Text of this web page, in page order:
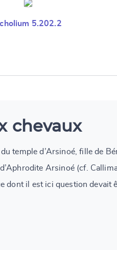
5.202.2
chevaux
temple d’Arsinoé, fille de
Arsinoé (cf.
dont il est ici question devait